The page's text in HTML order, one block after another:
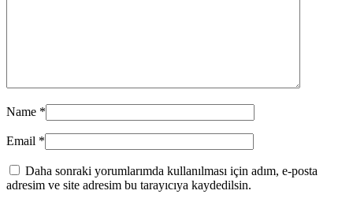
Name *
Email *
Daha sonraki yorumlarımda kullanılması için adım, e-posta
adresim ve site adresim bu tarayıcıya kaydedilsin.